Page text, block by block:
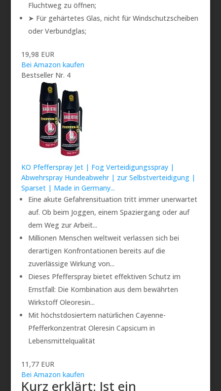
Fluchtweg zu öffnen;
➤ Für gehärtetes Glas, nicht für Windschutzscheiben
oder Verbundglas;
19,98 EUR
Bei Amazon kaufen
Bestseller Nr. 4
KO Pfefferspray Jet | Fog Verteidigungsspray |
Abwehrspray Hundeabwehr | zur Selbstverteidigung |
Sparset | Made in Germany...
Eine akute Gefahrensituation tritt immer unerwartet
auf. Ob beim Joggen, einem Spaziergang oder auf
dem Weg zur Arbeit...
Millionen Menschen weltweit verlassen sich bei
derartigen Konfrontationen bereits auf die
zuverlässige Wirkung von...
Dieses Pfefferspray bietet effektiven Schutz im
Ernstfall: Die Kombination aus dem bewährten
Wirkstoff Oleoresin...
Mit höchstdosiertem natürlichen Cayenne-
Pfefferkonzentrat Oleresin Capsicum in
Lebensmittelqualität
11,77 EUR
Bei Amazon kaufen
Kurz erklärt: Ist ein